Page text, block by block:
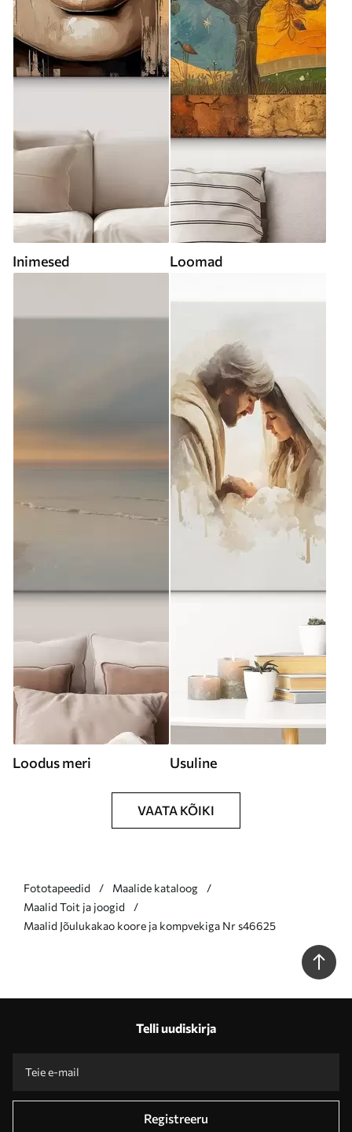
Inimesed Loomad
Loodus meri Usuline
VAATA KÕIKI
Fototapeedid
Maalide kataloog
Maalid Toit ja joogid
Maalid Jõulukakao koore ja kompvekiga Nr s46625
Telli uudiskirja
Registreeru